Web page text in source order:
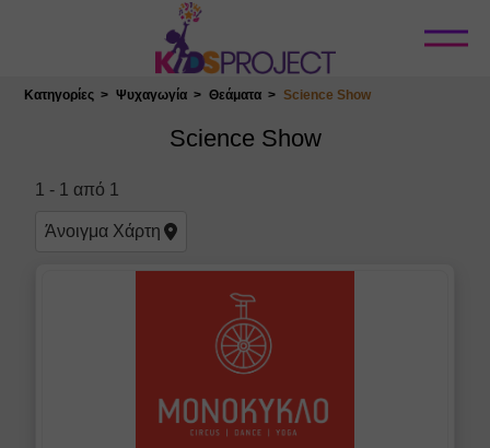
Κλείσιμο
Κατηγορίες Ψυχαγωγία Θεάματα Science Show
Science Show
1 - 1 από 1
Άνοιγμα Χάρτη